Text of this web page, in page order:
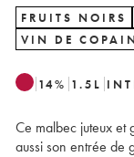
FRUITS NOIRS
VIN DE
14% 1.5 L
Ce malbec juteux et
aussi son entrée de